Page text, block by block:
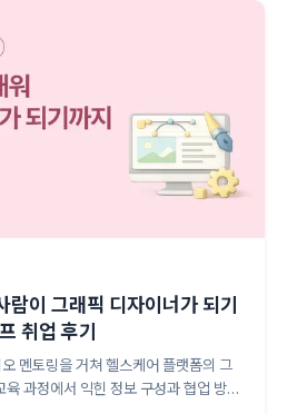
이 그래픽 디자이너가 되기
취업 후기
멘토링을 거쳐 헬스케어 플랫폼의 그
과정에서 익힌 정보 구성과 협업 방식